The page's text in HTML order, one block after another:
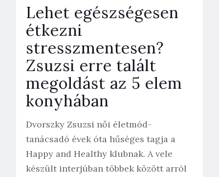
Lehet egészségesen
étkezni
stresszmentesen?
Zsuzsi erre talált
megoldást az 5 elem
konyhában
Dvorszky Zsuzsi női életmód-
tanácsadó évek óta hűséges tagja a
Happy and Healthy klubnak. A vele
készült interjúban többek között arról